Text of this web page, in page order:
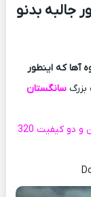
جالبه بدنو
آها که اینطور
بزرگسانگستان
اکنون دانلود آهنگ طلایی و پیشنهادی جدید با متن و دو کیفیت 320